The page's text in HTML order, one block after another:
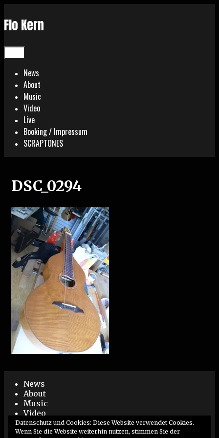
to
content
Flo Kern
News
About
Music
Video
Live
Booking / Impressum
SCRAPTONES
DSC_0294
News
About
Music
Video
Live
Booking / Impressum
Datenschutz und Cookies: Diese Website verwendet Cookies.
Wenn Sie die Website weiterhin nutzen, stimmen Sie der